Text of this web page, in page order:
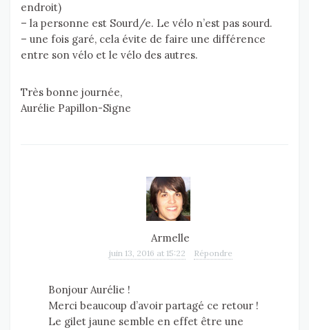
endroit)
– la personne est Sourd/e. Le vélo n’est pas sourd.
– une fois garé, cela évite de faire une différence
entre son vélo et le vélo des autres.
Très bonne journée,
Aurélie Papillon-Signe
Armelle
juin 13, 2016 at 15:22 Répondre
Bonjour Aurélie !
Merci beaucoup d’avoir partagé ce retour !
Le gilet jaune semble en effet être une